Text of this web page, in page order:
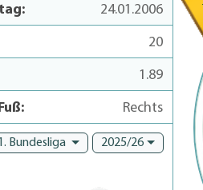
24.01.2006
20
1.89
Rechts
Bundesliga 2025/26